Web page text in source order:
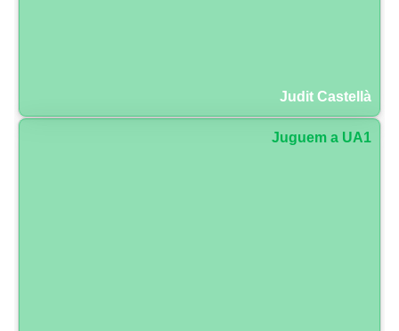
Judit Castellà
Juguem a UA1